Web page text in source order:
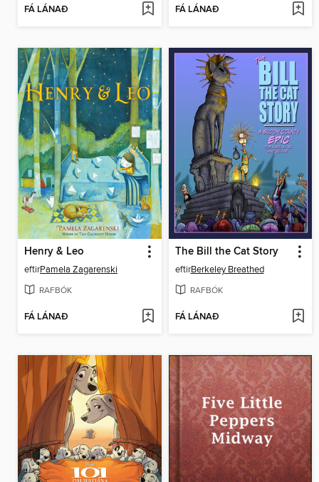
FÁ LÁNAÐ FÁ LÁNAÐ
Henry & Leo
eftirPamela Zagarenski
RAFBÓK
FÁ LÁNAÐ
The Bill the Cat Story
eftirBerkeley Breathed
RAFBÓK
FÁ LÁNAÐ